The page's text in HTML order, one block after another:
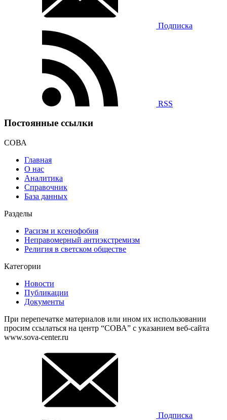
Подписка
RSS
Постоянные ссылки
СОВА
Главная
О нас
Аналитика
Справочник
База данных
Разделы
Расизм и ксенофобия
Неправомерный антиэкстремизм
Религия в светском обществе
Категории
Новости
Публикации
Документы
При перепечатке материалов или ином их использовании
просим ссылаться на центр “СОВА” с указанием веб-сайта
www.sova-center.ru
Подписка